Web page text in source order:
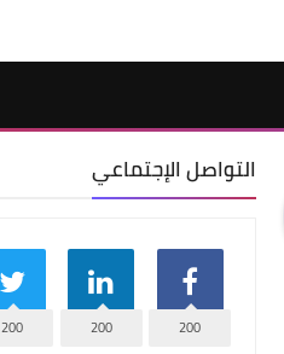
التواصل الإجتماعي
200
200
200